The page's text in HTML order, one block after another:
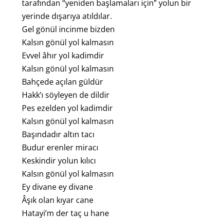
tarafından “yeniden başlamaları için” yolun bir
yerinde dışarıya atıldılar.
Gel gönül incinme bizden
Kalsın gönül yol kalmasın
Evvel âhır yol kadimdir
Kalsın gönül yol kalmasın
Bahçede açılan güldür
Hakk’ı söyleyen de dildir
Pes ezelden yol kadimdir
Kalsın gönül yol kalmasın
Başındadır altın tacı
Budur erenler miracı
Keskindir yolun kılıcı
Kalsın gönül yol kalmasın
Ey divane ey divane
Âşık olan kıyar cane
Hatayi’m der taç u hane